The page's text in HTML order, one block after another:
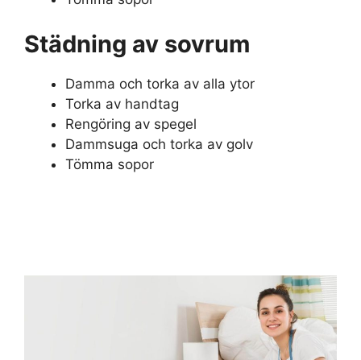
Städning av sovrum
Damma och torka av alla ytor
Torka av handtag
Rengöring av spegel
Dammsuga och torka av golv
Tömma sopor